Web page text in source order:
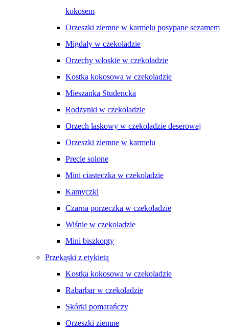
kokosem
Orzeszki ziemne w karmelu posypane sezamem
Migdały w czekoladzie
Orzechy włoskie w czekoladzie
Kostka kokosowa w czekoladzie
Mieszanka Studencka
Rodzynki w czekoladzie
Orzech laskowy w czekoladzie deserowej
Orzeszki ziemne w karmelu
Precle solone
Mini ciasteczka w czekoladzie
Kamyczki
Czarna porzeczka w czekoladzie
Wiśnie w czekoladzie
Mini biszkopty
Przekąski z etykietą
Kostka kokosowa w czekoladzie
Rabarbar w czekoladzie
Skórki pomarańczy
Orzeszki ziemne